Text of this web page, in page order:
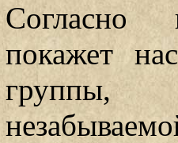
Согласно
покажет
группы,